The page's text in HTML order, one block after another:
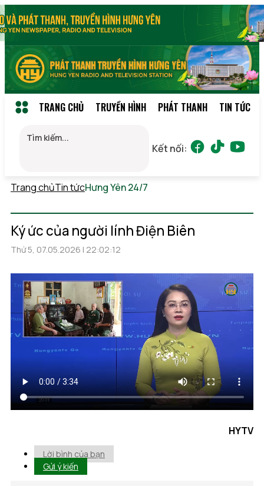
TRANG CHỦ TRUYỀN HÌNH PHÁT THANH TIN TỨC
Kết nối:
Trang chủTin tứcHưng Yên 24/7
Ký ức của người lính Điện Biên
Thứ 5, 07.05.2026 | 22:02:12
HYTV
Lời bình của bạn
Gửi ý kiến